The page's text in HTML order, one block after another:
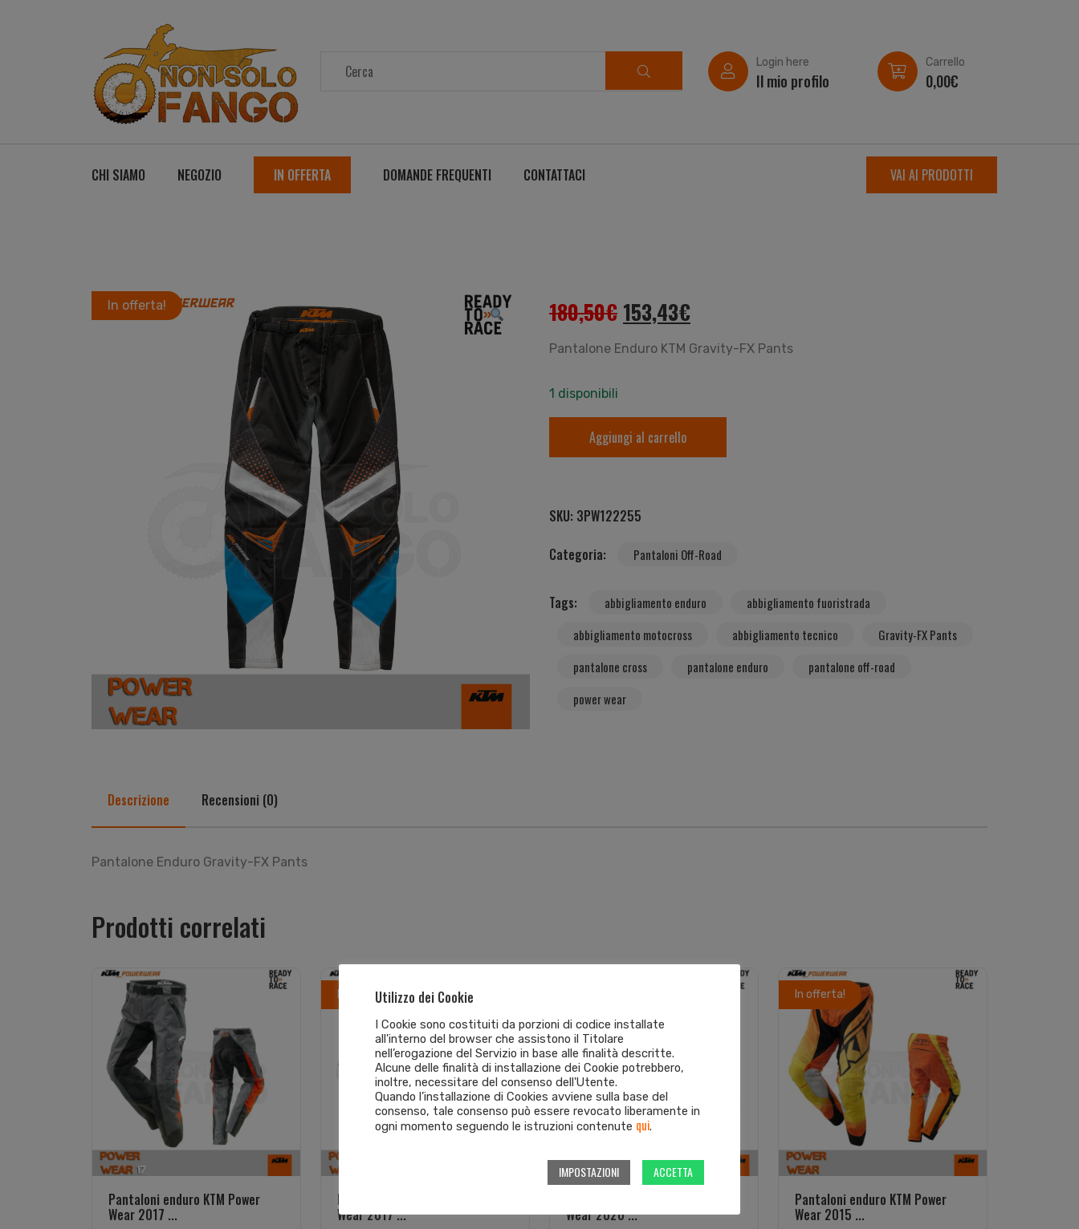
Login here
Il mio profilo
Carrello
0,00€
CHI SIAMO NEGOZIO IN OFFERTA DOMANDE FREQUENTI CONTATTACI VAI AI PRODOTTI
In offerta! 180,50€ 153,43€
Pantalone Enduro KTM Gravity-FX Pants
1 disponibili
Aggiungi al carrello
SKU: 3PW122255
Categoria:
Pantaloni Off-Road
Tags: abbigliamento enduro
abbigliamento fuoristrada
abbigliamento motocross
abbigliamento tecnico
Gravity-FX Pants
pantalone cross
pantalone enduro
pantalone off-road
power wear
Descrizione Recensioni (0)
Pantalone Enduro Gravity-FX Pants
Prodotti correlati
Pantaloni enduro KTM Power
Wear 2017 ...
In offerta!
Pantaloni enduro KTM Power
Wear 2017 ...
Wear 2020 ...
In offerta!
Pantaloni enduro KTM Power
Wear 2015 ...
Utilizzo dei Cookie
I Cookie sono costituiti da porzioni di codice installate
all'interno del browser che assistono il Titolare
nell’erogazione del Servizio in base alle finalità descritte.
Alcune delle finalità di installazione dei Cookie potrebbero,
inoltre, necessitare del consenso dell'Utente.
Quando l’installazione di Cookies avviene sulla base del
consenso, tale consenso può essere revocato liberamente in
ogni momento seguendo le istruzioni contenute qui.
IMPOSTAZIONI ACCETTA